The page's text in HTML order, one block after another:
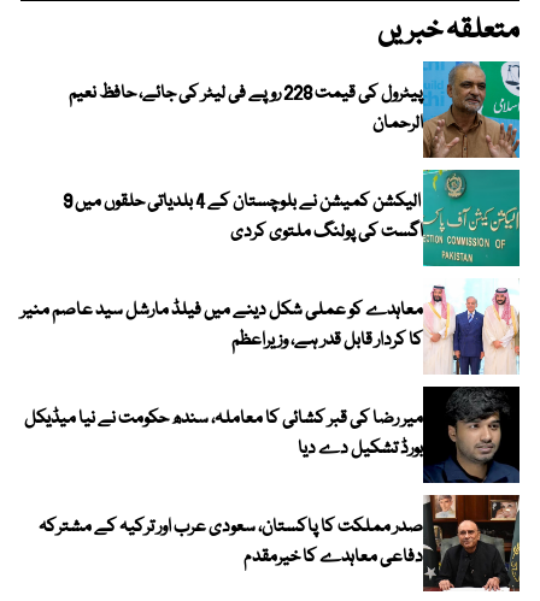
متعلقہ خبریں
پیٹرول کی قیمت 228 روپے فی لیٹر کی جائے، حافظ نعیم
الرحمان
الیکشن کمیشن نے بلوچستان کے 4 بلدیاتی حلقوں میں 9
اگست کی پولنگ ملتوی کردی
معاہدے کو عملی شکل دینے میں فیلڈ مارشل سید عاصم منیر
کا کردار قابل قدر ہے، وزیراعظم
میر رضا کی قبر کشائی کا معاملہ، سندھ حکومت نے نیا میڈیکل
بورڈ تشکیل دے دیا
صدر مملکت کا پاکستان، سعودی عرب اور ترکیہ کے مشترکہ
دفاعی معاہدے کا خیرمقدم